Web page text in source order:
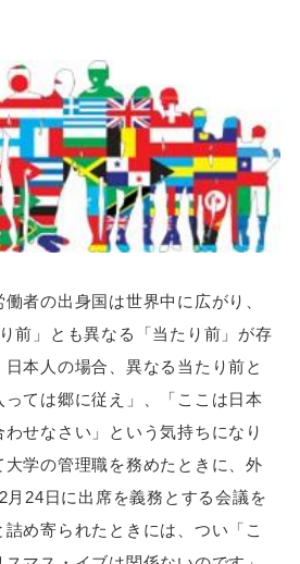
者の出身国は世界中に広がり、
前」とも異なる「当たり前」が存
本人の場合、異なる当たり前と
ては郷に従え」、「ここは日本
せなさい」という気持ちになり
学の管理職を務めたときに、外
月24日に出席を義務とする会議を
め寄られたときには、つい「こ